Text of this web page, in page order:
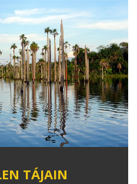
TÁJAIN